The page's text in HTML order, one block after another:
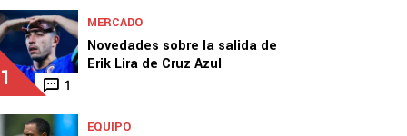
1 1
MERCADO
Novedades sobre la salida de
Erik Lira de Cruz Azul
EQUIPO